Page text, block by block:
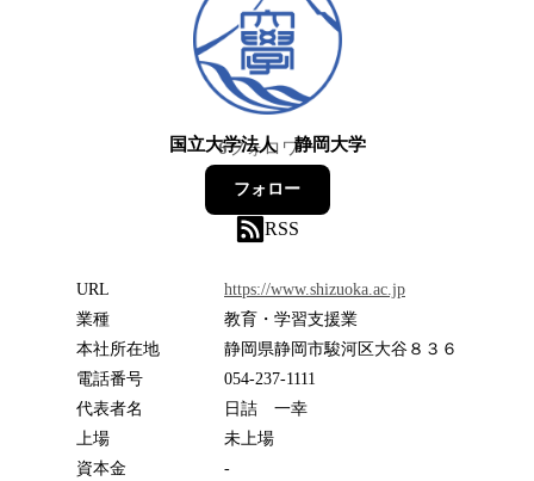
国立大学法人 静岡大学
6フォロワー
フォロー
RSS
URL
https://www.shizuoka.ac.jp
業種
教育・学習支援業
本社所在地
静岡県静岡市駿河区大谷８３６
電話番号
054-237-1111
代表者名
日詰 一幸
上場
未上場
資本金
-